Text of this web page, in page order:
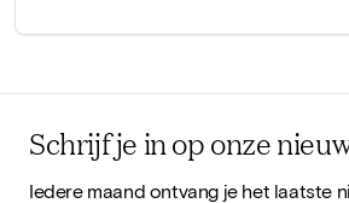
Schrijf je in op onze
Iedere maand ontvang je het laatste